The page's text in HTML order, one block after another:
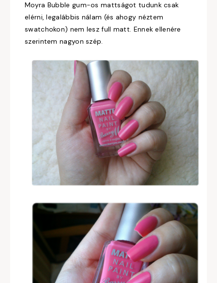
Moyra Bubble gum-os mattságot tudunk csak
elérni, legalábbis nálam (és ahogy néztem
swatchokon) nem lesz full matt. Ennek ellenére
szerintem nagyon szép.